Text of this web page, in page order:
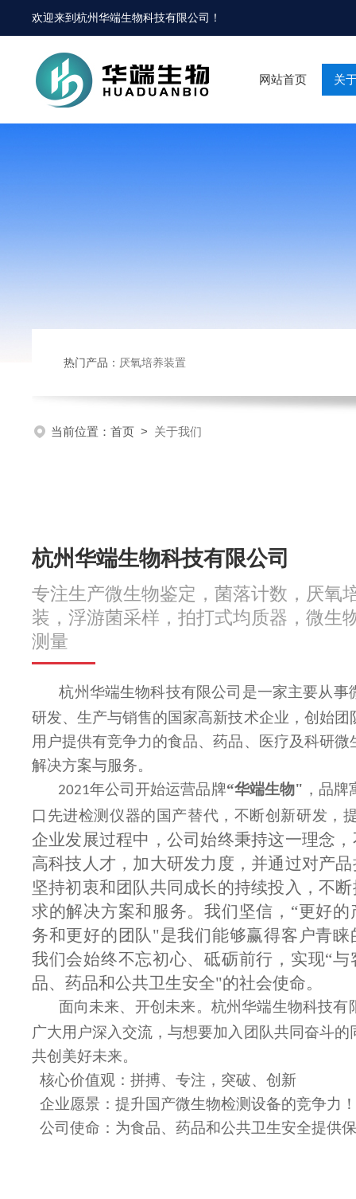
欢迎来到杭州华端生物科技有限公司 ！
网站首页 关
热门产品： 厌氧培养装置
当前位置： 首页 > 关于我们
杭州华端生物科技有限公司
专注生产微生物鉴定，菌落计数，厌氧
装，浮游菌采样，拍打式均质器，微生
测量
杭州华端生物科技有限公司是一家主要从事
研发、生产与销售的国家高新技术企业，创始团
用户提供有竞争力的食品、药品、医疗及科研微
解决方案与服务。
2021年公司开始运营品牌“华端生物" ，品
口先进检测仪器的国产替代，不断创新研发，
企业发展过程中，公司始终秉持这一理念
高科技人才，加大研发力度，并通过对产
坚持初衷和团队共同成长的持续投入，不
求的解决方案和服务。我们坚信，“更好的
务和更好的团队"是我们能够赢得客户青睐
我们会始终不忘初心、砥砺前行，实现“与
品、药品和公共卫生安全"的社会使命。
面向未来、开创未来。杭州华端生物科技有
广大用户深入交流，与想要加入团队共同奋斗的
共创美好未来。
核心价值观：拼搏、专注，突破、创新
企业愿景：提升国产微生物检测设备的竞争力！
公司使命：为食品、药品和公共卫生安全提供